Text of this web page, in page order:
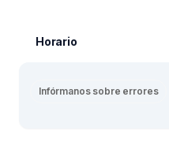
Horario
Infórmanos sobre errores